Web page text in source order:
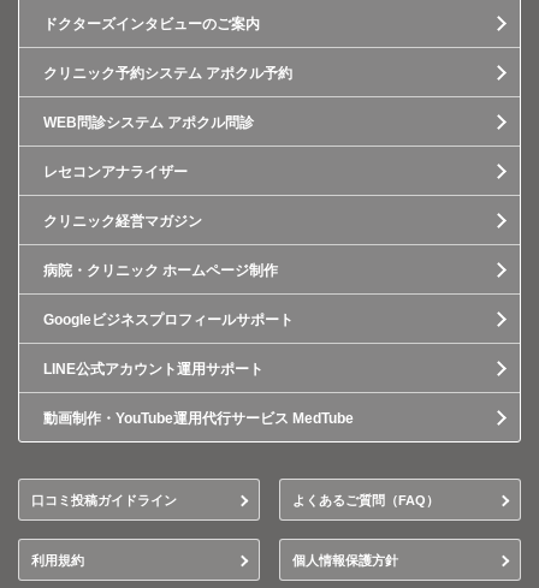
ドクターズインタビューのご案内
クリニック予約システム アポクル予約
WEB問診システム アポクル問診
レセコンアナライザー
クリニック経営マガジン
病院・クリニック ホームページ制作
Googleビジネスプロフィールサポート
LINE公式アカウント運用サポート
動画制作・YouTube運用代行サービス MedTube
口コミ投稿ガイドライン よくあるご質問（FAQ）
利用規約 個人情報保護方針